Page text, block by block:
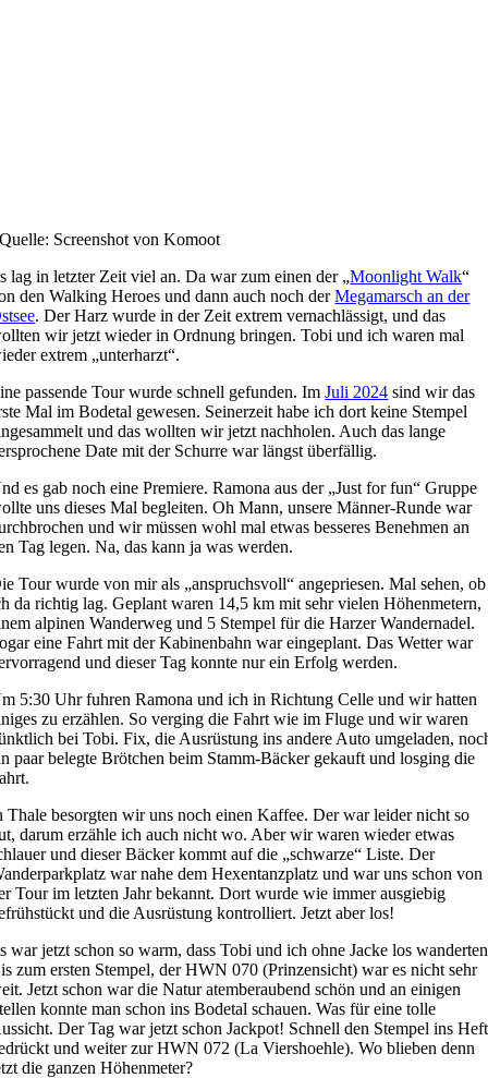
Quelle: Screenshot von Komoot
lag in letzter Zeit viel an. Da war zum einen der „Moonlight Walk“
den Walking Heroes und dann auch noch derMegamarsch an der
. Der Harz wurde in der Zeit extrem vernachlässigt, und das
wir jetzt wieder in Ordnung bringen. Tobi und ich waren mal
extrem „unterharzt“.
passende Tour wurde schnell gefunden. ImJuli 2024 sind wir das
Mal im Bodetal gewesen. Seinerzeit habe ich dort keine Stempel
und das wollten wir jetzt nachholen. Auch das lange
Date mit der Schurre war längst überfällig.
es gab noch eine Premiere. Ramona aus der „Just for fun“ Gruppe
uns dieses Mal begleiten. Oh Mann, unsere Männer-Runde war
und wir müssen wohl mal etwas besseres Benehmen an
Tag legen. Na, das kann ja was werden.
Tour wurde von mir als „anspruchsvoll“ angepriesen. Mal sehen, ob
da richtig lag. Geplant waren 14,5 km mit sehr vielen Höhenmetern,
alpinen Wanderweg und 5 Stempel für die Harzer Wandernadel.
eine Fahrt mit der Kabinenbahn war eingeplant. Das Wetter war
und dieser Tag konnte nur ein Erfolg werden.
5:30 Uhr fuhren Ramona und ich in Richtung Celle und wir hatten
zu erzählen. So verging die Fahrt wie im Fluge und wir waren
bei Tobi. Fix, die Ausrüstung ins andere Auto umgeladen,
paar belegte Brötchen beim Stamm-Bäcker gekauft und losging die
Thale besorgten wir uns noch einen Kaffee. Der war leider nicht so
darum erzähle ich auch nicht wo. Aber wir waren wieder etwas
und dieser Bäcker kommt auf die „schwarze“ Liste. Der
war nahe dem Hexentanzplatz und war uns schon von
Tour im letzten Jahr bekannt. Dort wurde wie immer ausgiebig
und die Ausrüstung kontrolliert. Jetzt aber los!
war jetzt schon so warm, dass Tobi und ich ohne Jacke los
zum ersten Stempel, der HWN 070 (Prinzensicht) war es nicht sehr
Jetzt schon war die Natur atemberaubend schön und an einigen
konnte man schon ins Bodetal schauen. Was für eine tolle
Der Tag war jetzt schon Jackpot! Schnell den Stempel ins Heft
und weiter zur HWN 072 (La Viershoehle). Wo blieben denn
die ganzen Höhenmeter?